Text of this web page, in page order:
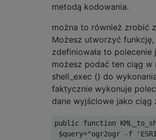
metodą kodowania.
można to również zrobić
Możesz utworzyć
zdefiniowała to polecenie
możesz podać ten ciąg w
shell_exec () do
faktycznie wykonuje
dane wyjściowe jako ciąg
public function
$query="ogr2ogr -f